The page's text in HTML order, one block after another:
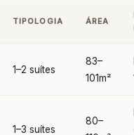
TIPOLOGIA ÁREA
1–2 suítes
83–
101m²
1–3 suítes
80–